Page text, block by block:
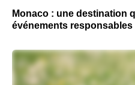
Monaco : une destination
événements responsables